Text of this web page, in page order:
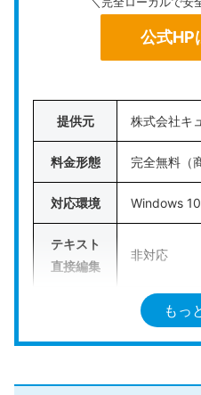
公式HP
提供元 株式会社キ
料金形態 完全無料（
対応環境 Windows
テキスト
直接編集
非対応
対応
もっ